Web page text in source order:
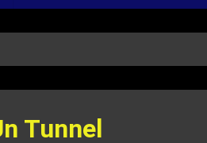
Tunnel